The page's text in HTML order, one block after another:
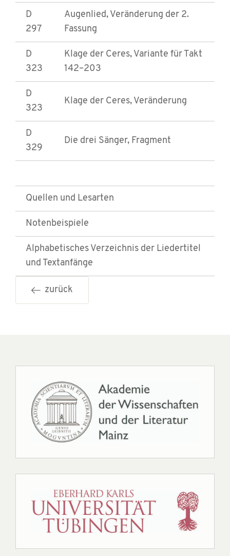
D
297
Augenlied, Veränderung der 2.
Fassung
D
323
Klage der Ceres, Variante für Takt
142–203
D
323
Klage der Ceres, Veränderung
D
329
Die drei Sänger, Fragment
Quellen und Lesarten
Notenbeispiele
Alphabetisches Verzeichnis der Liedertitel
und Textanfänge
zurück